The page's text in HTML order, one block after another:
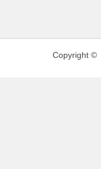
Copyright ©